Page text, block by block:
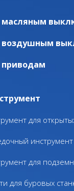
масляным
воздушным
приводам
для
инструмент
для
для буровых